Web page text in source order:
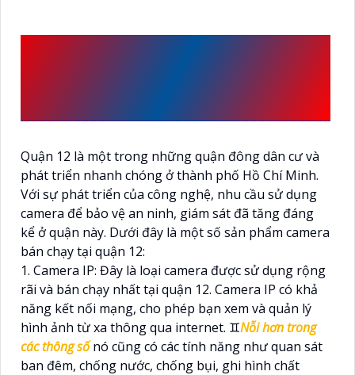
Quận 12 là một trong những quận đông dân cư và
phát triển nhanh chóng ở thành phố Hồ Chí Minh.
Với sự phát triển của công nghệ, nhu cầu sử dụng
camera để bảo vệ an ninh, giám sát đã tăng đáng
kể ở quận này. Dưới đây là một số sản phẩm camera
bán chạy tại quận 12:
1. Camera IP: Đây là loại camera được sử dụng rộng
rãi và bán chạy nhất tại quận 12. Camera IP có khả
năng kết nối mạng, cho phép bạn xem và quản lý
hình ảnh từ xa thông qua internet. ♊Nỗi hơn trong
các thông sốnó cũng có các tính năng như quan sát
ban đêm, chống nước, chống bụi, ghi hình chất